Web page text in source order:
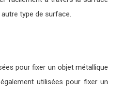
type de surface.
pour fixer un objet métallique
utilisées pour fixer un